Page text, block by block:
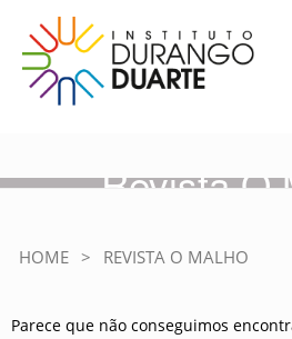
content
IDD – Instituto Durango Duarte
Instituto Durango Duarte
Revista O
HOME > REVISTA O MALHO
Parece que não conseguimos